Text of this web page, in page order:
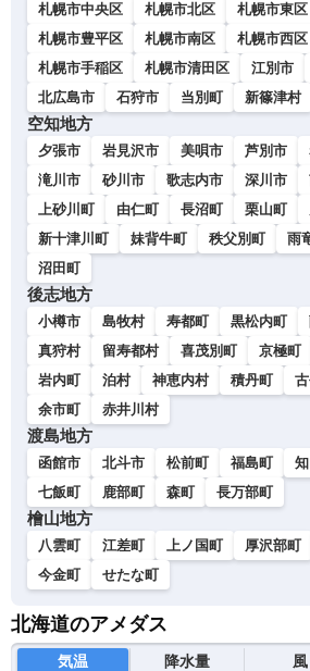
札幌市中央区 札幌市北区 札幌市東区
札幌市豊平区
札幌市南区 札幌市西区
札幌市手稲区
札幌市清田区 江別市
北広島市
石狩市 当別町 新篠津村
空知地方
夕張市 岩見沢市 美唄市 芦別市
滝川市
砂川市 歌志内市 深川市
上砂川町
由仁町 長沼町 栗山町
新十津川町
妹背牛町 秩父別町 雨
沼田町
後志地方
小樽市 島牧村 寿都町 黒松内町
真狩村
留寿都村 喜茂別町 京極町
岩内町
泊村 神恵内村 積丹町
余市町
赤井川村
渡島地方
函館市 北斗市 松前町 福島町
七飯町
鹿部町 森町 長万部町
檜山地方
八雲町 江差町 上ノ国町 厚沢部町
今金町
せたな町
北海道のアメダス
気温 降水量 風